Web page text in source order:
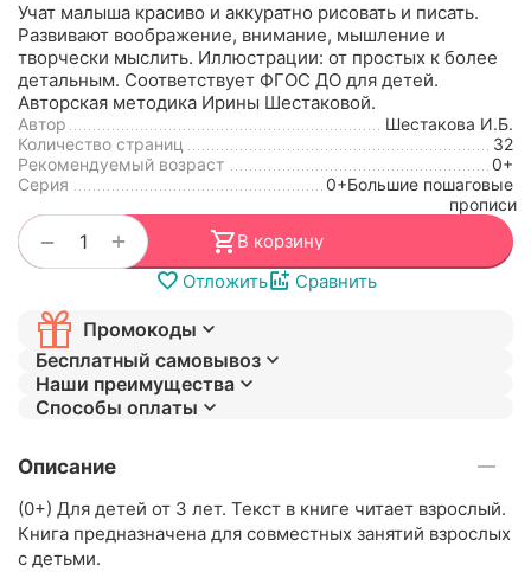
Учат малыша красиво и аккуратно рисовать и писать.
Развивают воображение, внимание, мышление и
творчески мыслить. Иллюстрации: от простых к более
детальным. Соответствует ФГОС ДО для детей.
Авторская методика Ирины Шестаковой.
Автор
Шестакова И.Б.
Количество страниц
32
Рекомендуемый возраст
0+
Серия
0+Большие пошаговые
прописи
+
−
В корзину
Отложить
Сравнить
Промокоды
Бесплатный самовывоз
Наши преимущества
Способы оплаты
Описание
(0+) Для детей от 3 лет. Текст в книге читает взрослый.
Книга предназначена для совместных занятий взрослых
с детьми.